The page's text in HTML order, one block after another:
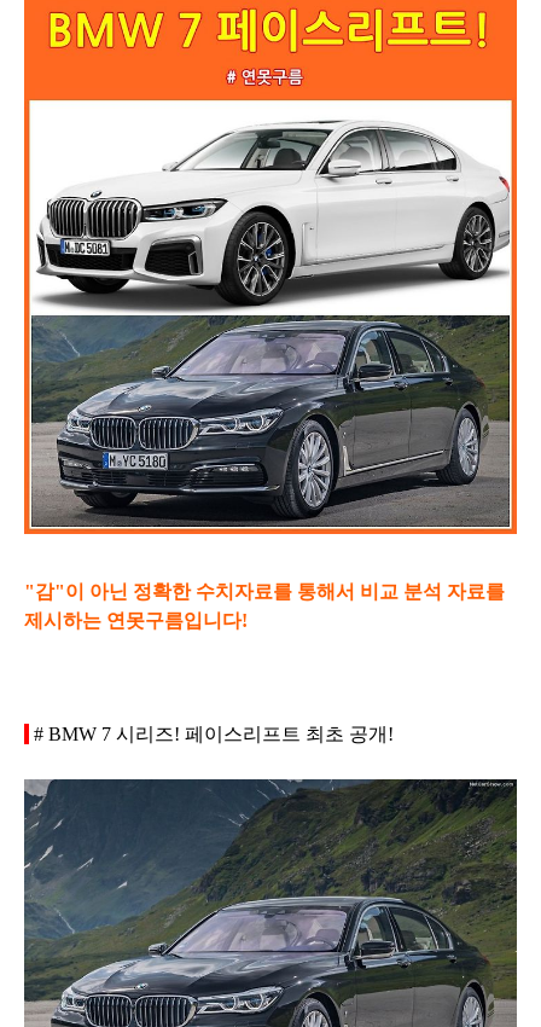
"감"이 아닌 정확한 수치자료를 통해서 비교 분석 자료를
제시하는 연못구름입니다!
# BMW 7 시리즈! 페이스리프트 최초 공개!